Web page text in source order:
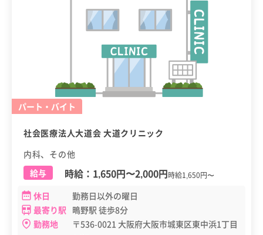
パート・バイト
社会医療法人大道会 大道クリニック
内科、その他
給与
時給： 1,650円〜2,000円時給1,650円〜
休日
勤務日以外の曜日
最寄り駅 鴫野駅 徒歩8分
勤務地
〒536-0021 大阪府大阪市城東区東中浜1丁目